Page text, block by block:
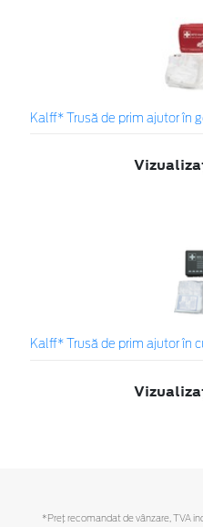
Kalff* Trusă de prim ajutor în
Kalff* Trusă de prim ajutor în
*Preţ recomandat de vânzare, TVA